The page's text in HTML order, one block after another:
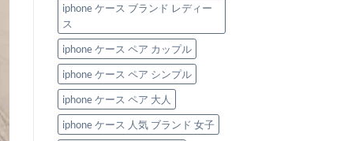
iphone ケース ブランド レディー
ス
iphone ケース ペア カップル
iphone ケース ペア シンプル
iphone ケース ペア 大人
iphone ケース 人気 ブランド 女子